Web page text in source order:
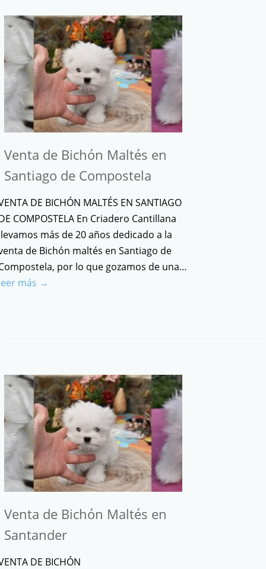
Venta de Bichón Maltés en
Santiago de Compostela
DE BICHÓN MALTÉS EN SANTIAGO
COMPOSTELA En Criadero Cantillana
más de 20 años dedicado a la
de Bichón maltés en Santiago de
por lo que gozamos de una…
más →
Venta de Bichón Maltés en
Santander
DE BICHÓN